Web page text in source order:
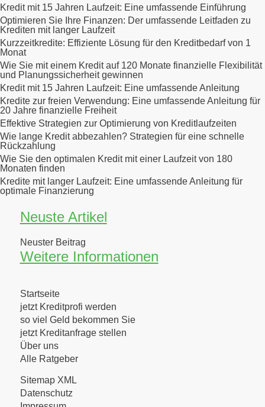
Kredit mit 15 Jahren Laufzeit: Eine umfassende Einführung
Optimieren Sie Ihre Finanzen: Der umfassende Leitfaden zu
Krediten mit langer Laufzeit
Kurzzeitkredite: Effiziente Lösung für den Kreditbedarf von 1
Monat
Wie Sie mit einem Kredit auf 120 Monate finanzielle Flexibilität
und Planungssicherheit gewinnen
Kredit mit 15 Jahren Laufzeit: Eine umfassende Anleitung
Kredite zur freien Verwendung: Eine umfassende Anleitung für
20 Jahre finanzielle Freiheit
Effektive Strategien zur Optimierung von Kreditlaufzeiten
Wie lange Kredit abbezahlen? Strategien für eine schnelle
Rückzahlung
Wie Sie den optimalen Kredit mit einer Laufzeit von 180
Monaten finden
Kredite mit langer Laufzeit: Eine umfassende Anleitung für
optimale Finanzierung
Neuste Artikel
Neuster Beitrag
Weitere Informationen
Startseite
jetzt Kreditprofi werden
so viel Geld bekommen Sie
jetzt Kreditanfrage stellen
Über uns
Alle Ratgeber
Sitemap XML
Datenschutz